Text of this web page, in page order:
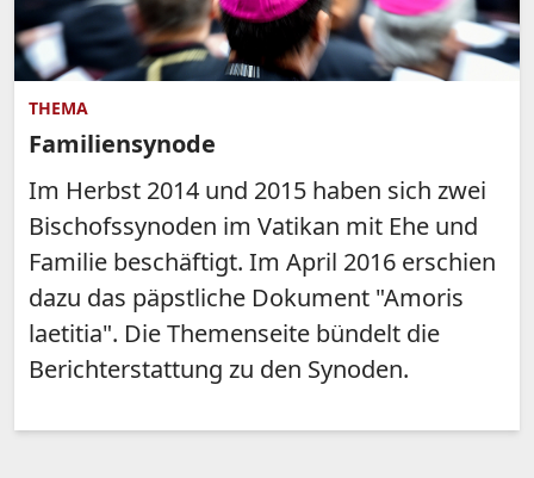
THEMA
Familiensynode
Im Herbst 2014 und 2015 haben sich zwei
Bischofssynoden im Vatikan mit Ehe und
Familie beschäftigt. Im April 2016 erschien
dazu das päpstliche Dokument "Amoris
laetitia". Die Themenseite bündelt die
Berichterstattung zu den Synoden.